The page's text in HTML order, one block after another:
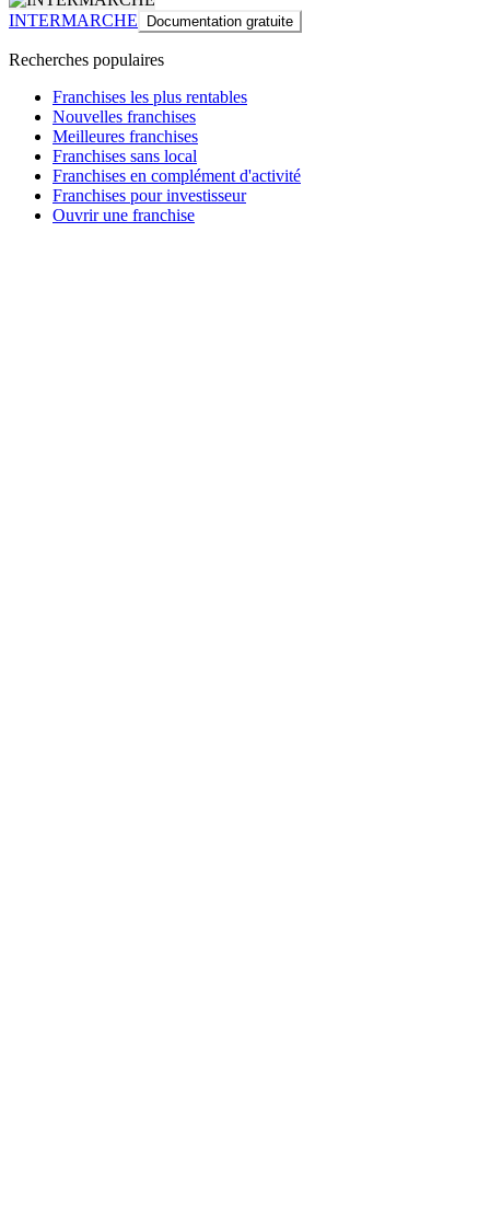
INTERMARCHE Documentation gratuite
Recherches populaires
Franchises les plus rentables
Nouvelles franchises
Meilleures franchises
Franchises sans local
Franchises en complément d'activité
Franchises pour investisseur
Ouvrir une franchise